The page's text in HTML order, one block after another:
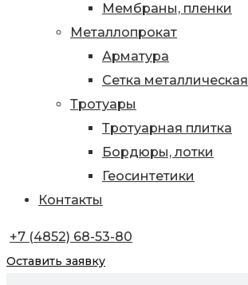
Мембраны, пленки
Металлопрокат
Арматура
Сетка металлическая
Тротуары
Тротуарная плитка
Бордюры, лотки
Геосинтетики
Контакты
+7 (4852) 68-53-80
Оставить заявку